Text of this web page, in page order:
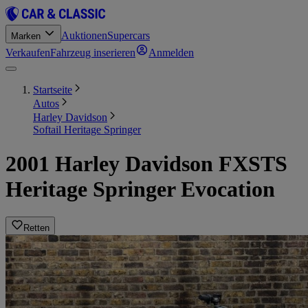
Marken AuktionenSupercars
VerkaufenFahrzeug inserieren Anmelden
Startseite
Autos
Harley Davidson
Softail Heritage Springer
2001 Harley Davidson FXSTS
Heritage Springer Evocation
Retten